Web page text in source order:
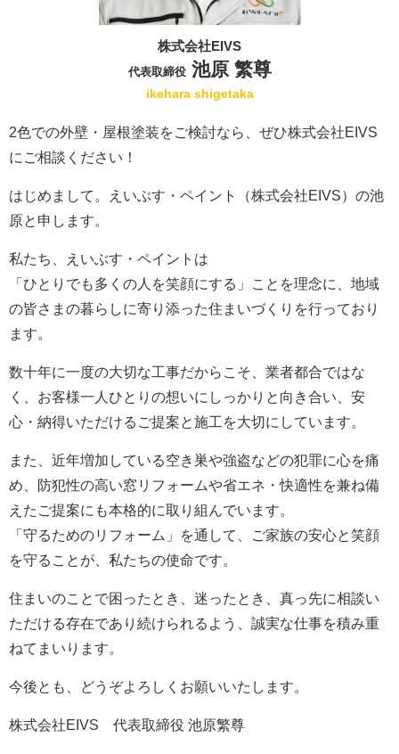
株式会社EIVS
代表取締役池原 繁尊
ikehara shigetaka
2色での外壁・屋根塗装をご検討なら、ぜひ株式会社EIVS
にご相談ください！
はじめまして。えいぶす・ペイント（株式会社EIVS）の池
原と申します。
私たち、えいぶす・ペイントは
「ひとりでも多くの人を笑顔にする」ことを理念に、地域
の皆さまの暮らしに寄り添った住まいづくりを行っており
ます。
数十年に一度の大切な工事だからこそ、業者都合ではな
く、お客様一人ひとりの想いにしっかりと向き合い、安
心・納得いただけるご提案と施工を大切にしています。
また、近年増加している空き巣や強盗などの犯罪に心を痛
め、防犯性の高い窓リフォームや省エネ・快適性を兼ね備
えたご提案にも本格的に取り組んでいます。
「守るためのリフォーム」を通して、ご家族の安心と笑顔
を守ることが、私たちの使命です。
住まいのことで困ったとき、迷ったとき、真っ先に相談い
ただける存在であり続けられるよう、誠実な仕事を積み重
ねてまいります。
今後とも、どうぞよろしくお願いいたします。
株式会社EIVS 代表取締役 池原繁尊